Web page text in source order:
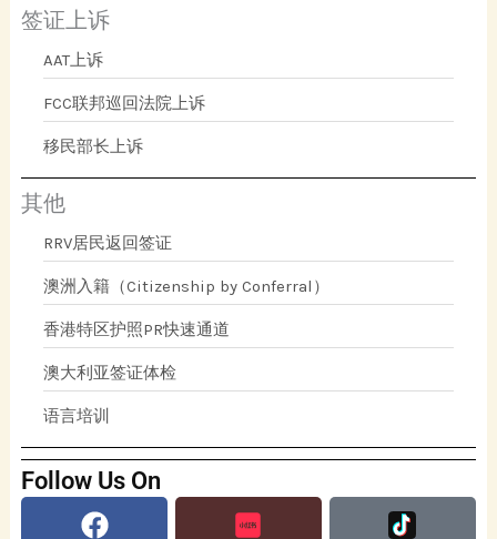
签证上诉
AAT上诉
FCC联邦巡回法院上诉
移民部长上诉
其他
RRV居民返回签证
澳洲入籍（Citizenship by Conferral）
香港特区护照PR快速通道
澳大利亚签证体检
语言培训
Follow Us On
Facebook